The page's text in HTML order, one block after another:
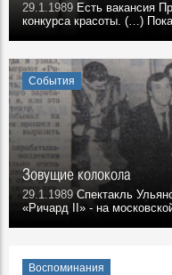
29.1.1989 Есть вакансия
конкурса красоты. (…)
События
Зовущие колокола
29.1.1989 Спектакль
«Ричард II» - на
Воспоминания